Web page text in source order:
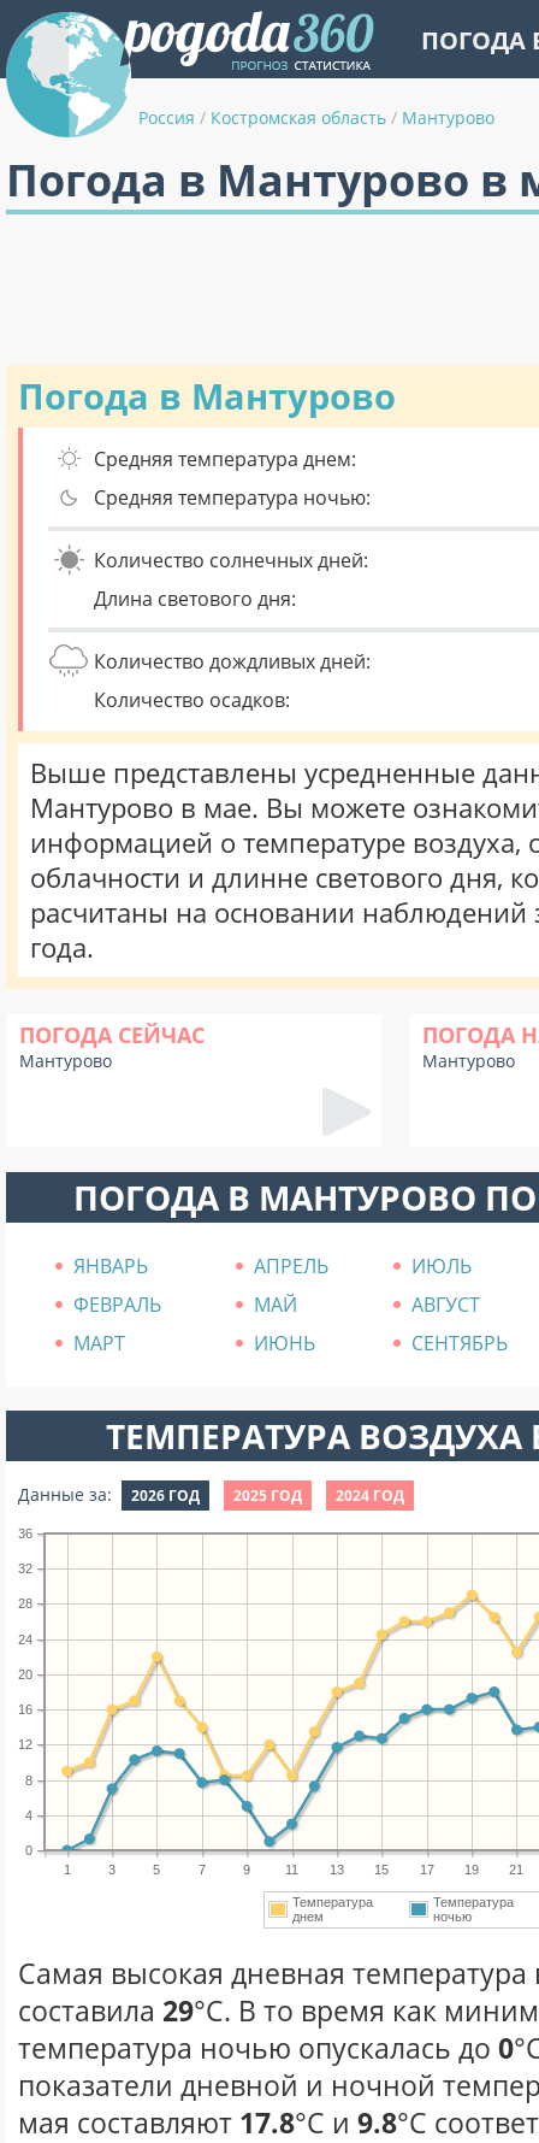
ПОГОДА
Россия / Костромская область / Мантурово
Погода в Мантурово в
Погода в Мантурово
Средняя температура днем:
Средняя температура ночью:
Количество солнечных дней:
Длина светового дня:
Количество дождливых дней:
Количество осадков:
Выше представлены усредненные
Мантурово в мае. Вы можете
информацией о температуре воздуха,
облачности и длинне светового дня,
расчитаны на основании наблюдений
года.
ПОГОДА СЕЙЧАС
Мантурово
ПОГОДА
Мантурово
ПОГОДА В МАНТУРОВО
ЯНВАРЬ АПРЕЛЬ
ИЮЛЬ
ФЕВРАЛЬ
МАЙ
АВГУСТ
МАРТ
ИЮНЬ СЕНТЯБРЬ
ТЕМПЕРАТУРА ВОЗДУХА
Данные за: 2026 ГОД 2025 ГОД 2024 ГОД
1 3 5 7 9 11 13 15 17 19 21
0
4
8
12
16
20
24
28
32
36
Температура
днем
Температура
ночью
Самая высокая дневная температура
составила 29°С. В то время как
температура ночью опускалась до 0
показатели дневной и ночной
мая составляют 17.8°С и 9.8°С